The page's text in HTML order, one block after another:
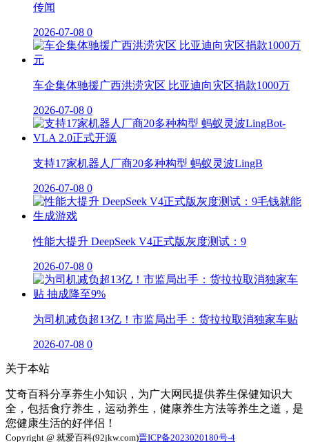
传闻
2026-07-08 0
车企集体驰援广西洪涝灾区 比亚迪向灾区捐款1000万
2026-07-08 0
支持17家机器人厂商20多种构型 蚂蚁灵波LingB
2026-07-08 0
性能大提升 DeepSeek V4正式版灰度测试：9
2026-07-08 0
为司机减负超13亿！市监局出手：货拉拉取消独家车贴
2026-07-08 0
关于本站
艾奇百科分享养生小知识，为广大网民提供养生保健知识大
全，包括食疗养生，运动养生，健康养生方法等养生之道，是
您健康生活的好伴侣！
Copyright @ 就爱百科(92jkw.com)晋ICP备2023020180号-4